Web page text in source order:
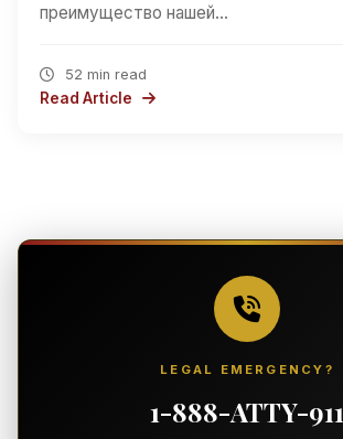
преимущество нашей…
52 min read
Read Article
LEGAL EMERGENCY?
1-888-ATTY-911